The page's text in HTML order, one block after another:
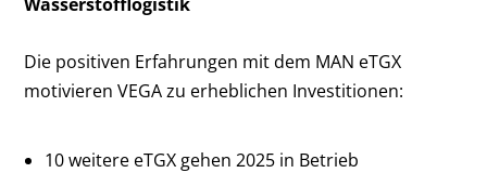
Die positiven Erfahrungen mit dem MAN eTGX
motivieren VEGA zu erheblichen Investitionen:
10 weitere eTGX gehen 2025 in Betrieb